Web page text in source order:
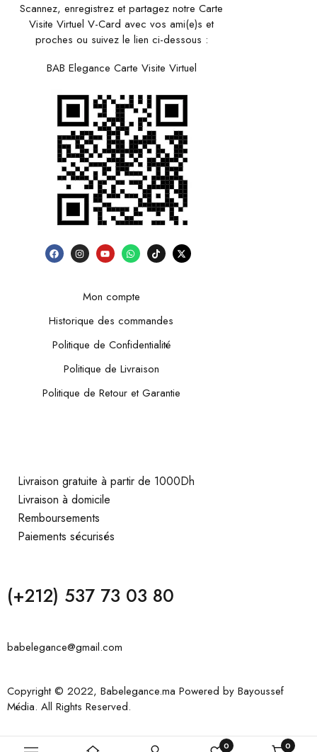
0 0
Scannez, enregistrez et partagez notre Carte
Visite Virtuel V-Card avec vos ami(e)s et
proches ou suivez le lien ci-dessous :
BAB Elegance Carte Visite Virtuel
Mon compte
Historique des commandes
Politique de Confidentialité
Politique de Livraison
Politique de Retour et Garantie
Livraison gratuite à partir de 1000Dh
Livraison à domicile
Remboursements
Paiements sécurisés
(+212) 537 73 03 80
babelegance@gmail.com
Copyright © 2022, Babelegance.ma Powered by Bayoussef
Média. All Rights Reserved.